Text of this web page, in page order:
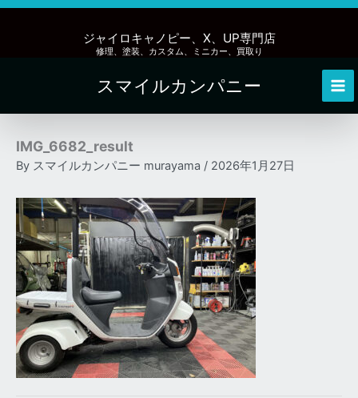
内
ッ
ジャイロキャノピー、X、UP専門店
修理、塗装、カスタム、ミニカー、買取り
スマイルカンパニー
IMG_6682_result
By スマイルカンパニー murayama / 2026年1月27日